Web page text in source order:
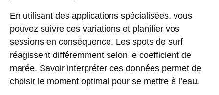
En utilisant des applications spécialisées, vous
pouvez suivre ces variations et planifier vos
sessions en conséquence. Les spots de surf
réagissent différemment selon le coefficient de
marée. Savoir interpréter ces données permet de
choisir le moment optimal pour se mettre à l’eau.